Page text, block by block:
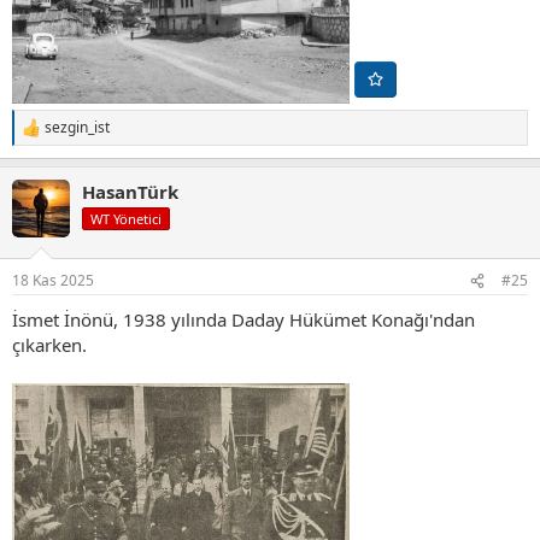
T
e
k
i
l
:
sezgin_ist
HasanTürk
WT Yönetici
18 Kas 2025 #25
İsmet İnönü, 1938 yılında Daday Hükümet Konağı'ndan
çıkarken.